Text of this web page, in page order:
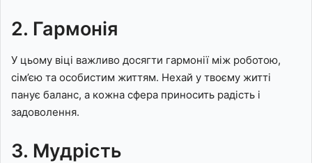
2. Гармонія
У цьому віці важливо досягти гармонії між роботою,
сім’єю та особистим життям. Нехай у твоєму житті
панує баланс, а кожна сфера приносить радість і
задоволення.
3. Мудрість